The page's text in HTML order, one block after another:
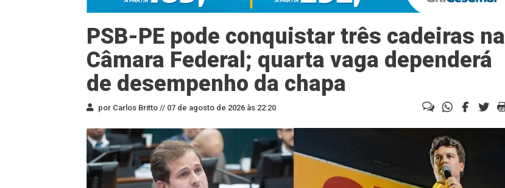
PSB-PE pode conquistar três cadeiras na
Câmara Federal; quarta vaga dependerá
de desempenho da chapa
por Carlos Britto // 07 de agosto de 2026 às 22:20